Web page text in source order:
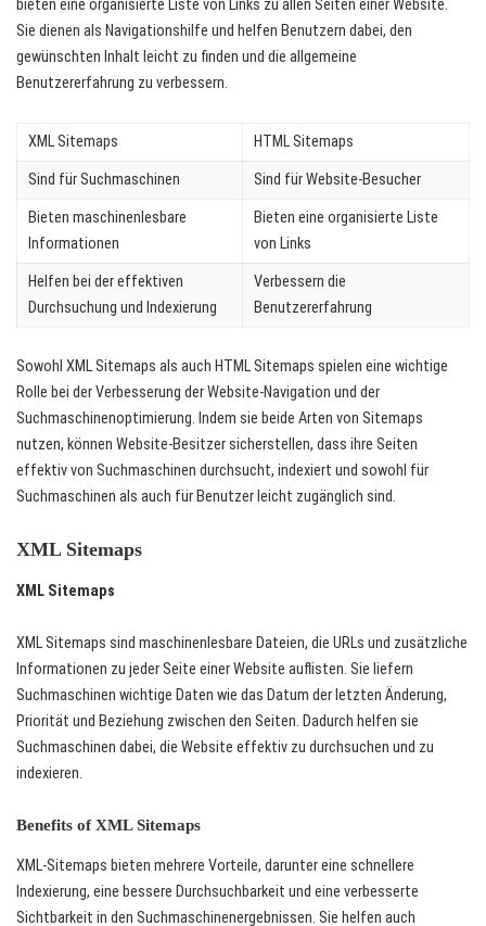
bieten eine organisierte Liste von Links zu allen Seiten einer Website.
Sie dienen als Navigationshilfe und helfen Benutzern dabei, den
gewünschten Inhalt leicht zu finden und die allgemeine
Benutzererfahrung zu verbessern.
XML Sitemaps HTML Sitemaps
Sind für Suchmaschinen Sind für Website-Besucher
Bieten maschinenlesbare
Informationen
Bieten eine organisierte Liste
von Links
Helfen bei der effektiven
Durchsuchung und Indexierung
Verbessern die
Benutzererfahrung
Sowohl XML Sitemaps als auch HTML Sitemaps spielen eine wichtige
Rolle bei der Verbesserung der Website-Navigation und der
Suchmaschinenoptimierung. Indem sie beide Arten von Sitemaps
nutzen, können Website-Besitzer sicherstellen, dass ihre Seiten
effektiv von Suchmaschinen durchsucht, indexiert und sowohl für
Suchmaschinen als auch für Benutzer leicht zugänglich sind.
XML Sitemaps
XML Sitemaps
XML Sitemaps sind maschinenlesbare Dateien, die URLs und zusätzliche
Informationen zu jeder Seite einer Website auflisten. Sie liefern
Suchmaschinen wichtige Daten wie das Datum der letzten Änderung,
Priorität und Beziehung zwischen den Seiten. Dadurch helfen sie
Suchmaschinen dabei, die Website effektiv zu durchsuchen und zu
indexieren.
Benefits of XML Sitemaps
XML-Sitemaps bieten mehrere Vorteile, darunter eine schnellere
Indexierung, eine bessere Durchsuchbarkeit und eine verbesserte
Sichtbarkeit in den Suchmaschinenergebnissen. Sie helfen auch